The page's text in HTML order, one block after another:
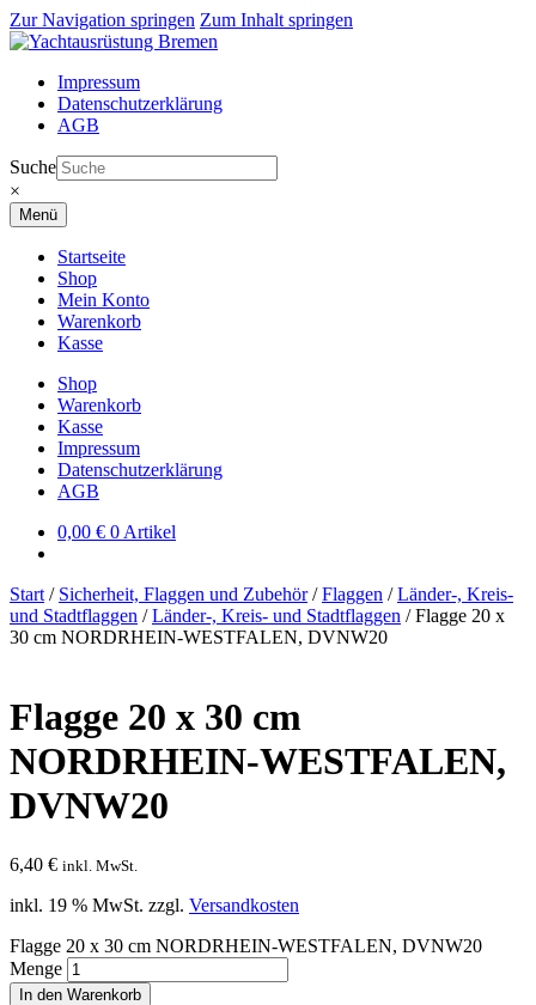
Zur Navigation springen Zum Inhalt springen
Impressum
Datenschutzerklärung
AGB
Suche
×
Menü
Startseite
Shop
Mein Konto
Warenkorb
Kasse
Shop
Warenkorb
Kasse
Impressum
Datenschutzerklärung
AGB
0,00 € 0 Artikel
Start / Sicherheit, Flaggen und Zubehör/Flaggen /Länder-, Kreis-
und Stadtflaggen /Länder-, Kreis- und Stadtflaggen /Flagge 20 x
30 cm NORDRHEIN-WESTFALEN, DVNW20
Flagge 20 x 30 cm
NORDRHEIN-WESTFALEN,
DVNW20
6,40 € inkl. MwSt.
inkl. 19 % MwSt. zzgl. Versandkosten
Flagge 20 x 30 cm NORDRHEIN-WESTFALEN, DVNW20
Menge
In den Warenkorb